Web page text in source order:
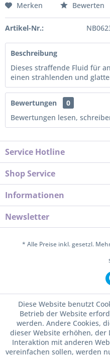
Merken Bewerten
Artikel-Nr.:
Beschreibung
Dieses straffende Fluid für
einen strahlenden und
Bewertungen
0
Bewertungen lesen,
Service Hotline
Shop Service
Informationen
Newsletter
* Alle Preise inkl. gesetzl.
Diese Website benutzt
Betrieb der Website
werden. Andere Cookies,
dieser Website erhöhen,
Interaktion mit anderen
vereinfachen sollen, werden